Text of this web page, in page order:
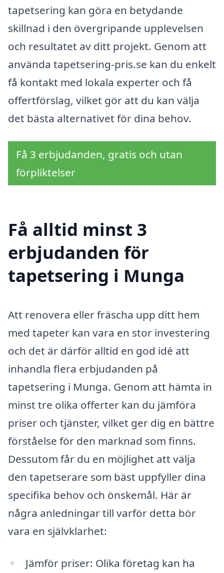
tapetsering kan göra en betydande
skillnad i den övergripande upplevelsen
och resultatet av ditt projekt. Genom att
använda tapetsering-pris.se kan du enkelt
få kontakt med lokala experter och få
offertförslag, vilket gör att du kan välja
det bästa alternativet för dina behov.
Få 3 erbjudanden, gratis och utan
förpliktelser
Få alltid minst 3
erbjudanden för
tapetsering i Munga
Att renovera eller fräscha upp ditt hem
med tapeter kan vara en stor investering
och det är därför alltid en god idé att
inhandla flera erbjudanden på
tapetsering i Munga. Genom att hämta in
minst tre olika offerter kan du jämföra
priser och tjänster, vilket ger dig en bättre
förståelse för den marknad som finns.
Dessutom får du en möjlighet att välja
den tapetserare som bäst uppfyller dina
specifika behov och önskemål. Här är
några anledningar till varför detta bör
vara en självklarhet:
Jämför priser: Olika företag kan ha